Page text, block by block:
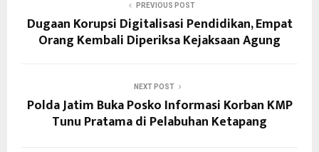
PREVIOUS POST
Dugaan Korupsi Digitalisasi Pendidikan, Empat
Orang Kembali Diperiksa Kejaksaan Agung
NEXT POST
Polda Jatim Buka Posko Informasi Korban KMP
Tunu Pratama di Pelabuhan Ketapang